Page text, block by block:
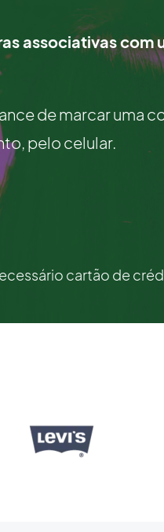
associativas
de marcar uma
pelo celular.
cartão de